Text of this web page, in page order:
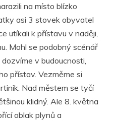
na místo blízko
asi 3 stovek obyvatel
utíkali k přístavu v naději,
Mohl se podobný scénář
v budoucnosti,
přístav. Vezměme si
Nad městem se tyčí
klidný. Ale 8. května
oblak plynů a